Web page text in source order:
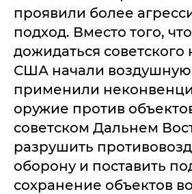
проявили более
подход. Вместо того,
дожидаться советского
США начали
применили
оружие против
советском Дальнем
разрушить
оборону и поставить
сохранение объектов